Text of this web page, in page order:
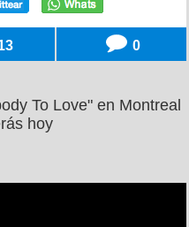
0
To Love" en Montreal
hoy